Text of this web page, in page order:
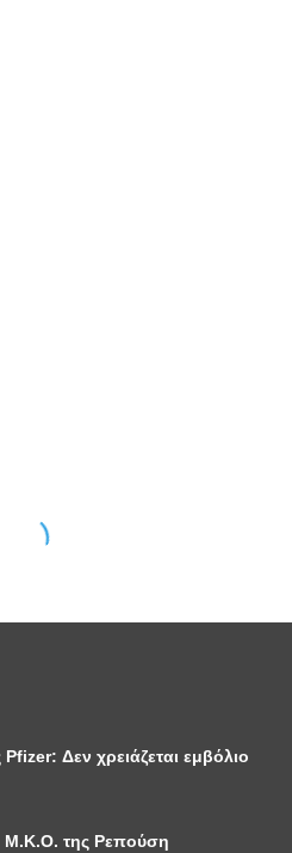
Δεν χρειάζεται εμβόλιο
Μ.Κ.Ο. της Ρεπούση